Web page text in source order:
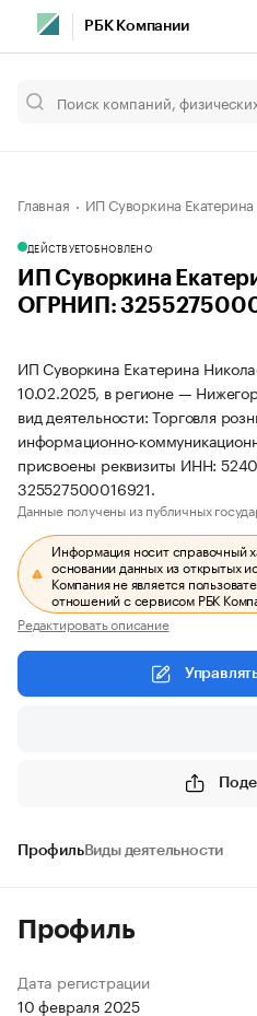
РБК Компании
Главная ИП Суворкина
ДЕЙСТВУЕТОБНОВЛЕНО
ИП Суворкина
ОГРНИП:
ИП Суворкина Екатерина
10.02.2025, в регионе —
вид деятельности: Торговля
информационно-
присвоены реквизиты ИНН:
325527500016921.
Данные получены из публичных
Информация носит справочный
основании данных из открытых
Компания не является
отношений с сервисом РБК
Редактировать описание
ПрофильВиды деятельности
Профиль
Дата регистрации
10 февраля 2025